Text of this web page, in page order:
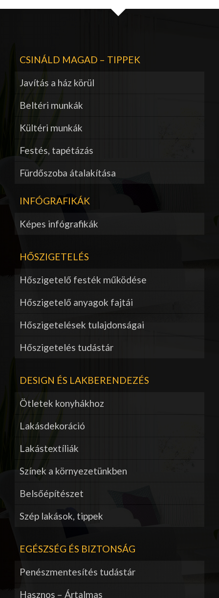
CSINÁLD MAGAD – TIPPEK
Javítás a ház körül
Beltéri munkák
Kültéri munkák
Festés, tapétázás
Fürdőszoba átalakítása
INFÓGRAFIKÁK
Képes infógrafikák
HŐSZIGETELÉS
Hőszigetelő festék működése
Hőszigetelő anyagok fajtái
Hőszigetelések tulajdonságai
Hőszigetelés tudástár
DESIGN ÉS LAKBERENDEZÉS
Ötletek konyhákhoz
Lakásdekoráció
Lakástextíliák
Színek a környezetünkben
Belsőépítészet
Szép lakások, tippek
EGÉSZSÉG ÉS BIZTONSÁG
Penészmentesítés tudástár
Hasznos – Ártalmas